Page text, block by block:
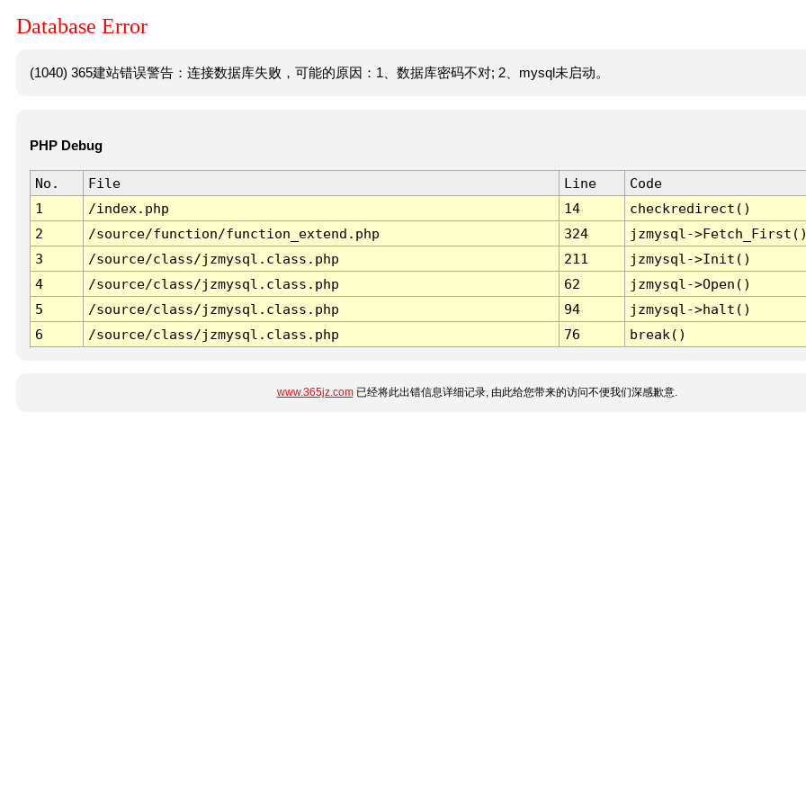
Database Error
(1040) 365建站错误警告：连接数据库失败，可能的原因：1、数据库密码不对; 2、mysql未启动。
PHP Debug
No. File Line
Code
1
/index.php 14
checkredirect()
2
/source/function/function_extend.php 324
jzmysql-
3
/source/class/jzmysql.class.php 211
jzmysql->Init()
4
/source/class/jzmysql.class.php 62
jzmysql->Open()
5
/source/class/jzmysql.class.php 94
jzmysql->halt()
6
/source/class/jzmysql.class.php 76 break()
www.365jz.com已经将此出错信息详细记录, 由此给您带来的访问不便我们深感歉意.